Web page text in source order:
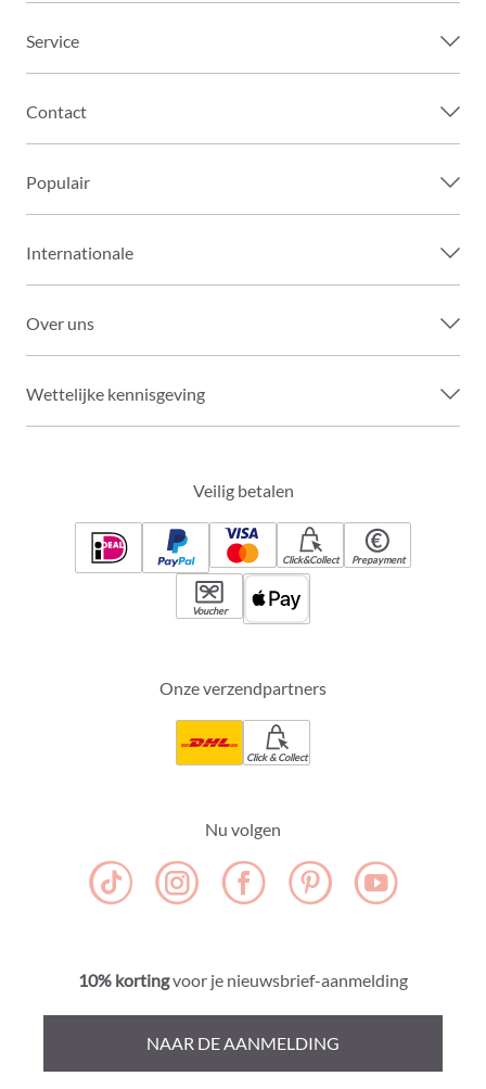
Service
Contact
Populair
Internationale
Over uns
Wettelijke kennisgeving
Veilig betalen
Click&Collect Prepayment
Voucher
Onze verzendpartners
Click & Collect
Nu volgen
10% kortingvoor je nieuwsbrief-aanmelding
NAAR DE AANMELDING